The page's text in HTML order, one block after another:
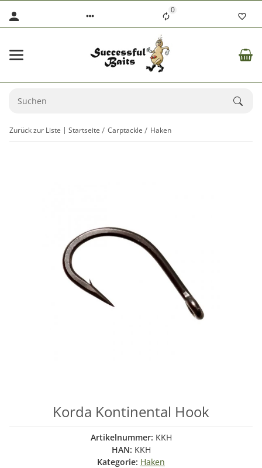
0
Zurück zur Liste Startseite Carptackle Haken
Korda Kontinental Hook
Artikelnummer: KKH
HAN: KKH
Kategorie: Haken